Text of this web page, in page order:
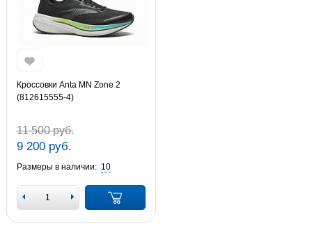
Кроссовки Anta MN Zone 2
(812615555-4)
11 500 руб.
9 200 руб.
Размеры в наличии: 10